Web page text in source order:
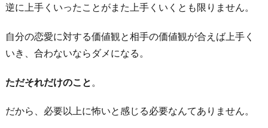
逆に上手くいったことがまた上手くいくとも限りません。
自分の恋愛に対する価値観と相手の価値観が合えば上手く
いき、合わないならダメになる。
ただそれだけのこと 。
だから、必要以上に怖いと感じる必要なんてありません。